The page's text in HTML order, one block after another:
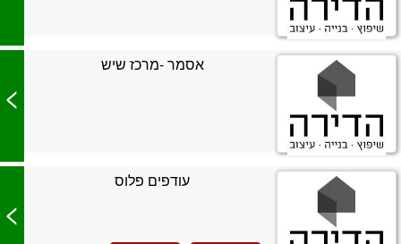
אסמר -מרכז שיש
>
עודפים פלוס
>